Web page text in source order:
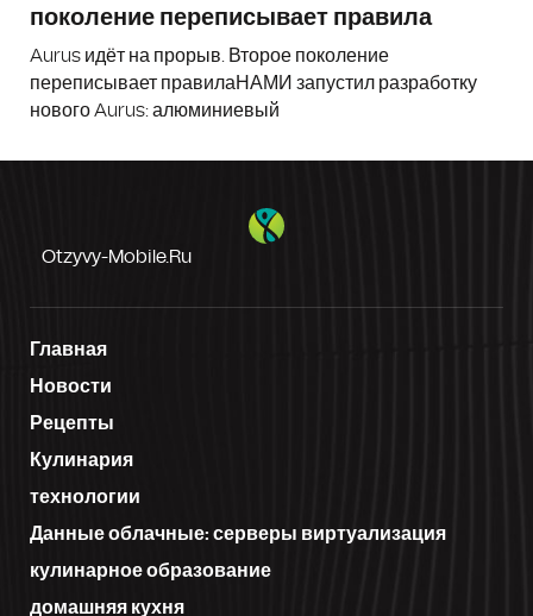
поколение переписывает правила
Aurus идёт на прорыв. Второе поколение
переписывает правилаНАМИ запустил разработку
нового Aurus: алюминиевый
Otzyvy-Mobile.ru
Главная
Новости
Рецепты
Кулинария
технологии
Данные облачные: серверы виртуализация
кулинарное образование
домашняя кухня